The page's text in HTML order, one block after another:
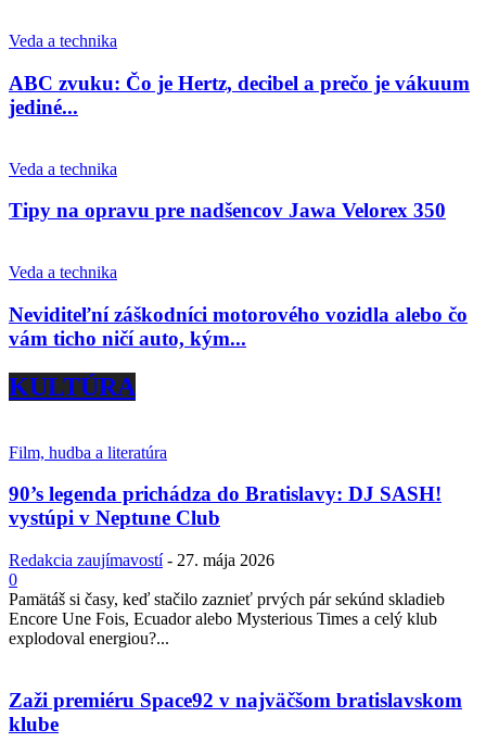
Veda a technika
ABC zvuku: Čo je Hertz, decibel a prečo je vákuum
jediné...
Veda a technika
Tipy na opravu pre nadšencov Jawa Velorex 350
Veda a technika
Neviditeľní záškodníci motorového vozidla alebo čo
vám ticho ničí auto, kým...
KULTÚRA
Film, hudba a literatúra
90’s legenda prichádza do Bratislavy: DJ SASH!
vystúpi v Neptune Club
Redakcia zaujímavostí - 27. mája 2026
0
Pamätáš si časy, keď stačilo zaznieť prvých pár sekúnd skladieb
Encore Une Fois, Ecuador alebo Mysterious Times a celý klub
explodoval energiou?...
Zaži premiéru Space92 v najväčšom bratislavskom
klube